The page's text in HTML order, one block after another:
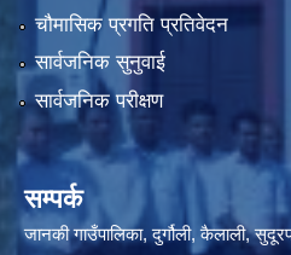
चौमासिक प्रगति प्रतिवेदन
सार्वजनिक सुनुवाई
सार्वजनिक परीक्षण
सम्पर्क
जानकी गाउँपालिका, दुर्गौली, कैलाली,